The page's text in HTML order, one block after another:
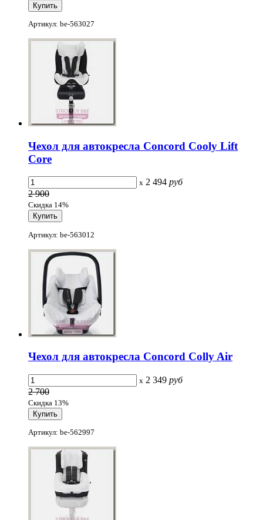
Артикул: be-563027
Чехол для автокресла Concord Cooly Lift
Core
x 2 494 руб
2 900
Скидка 14%
Артикул: be-563012
Чехол для автокресла Concord Colly Air
x 2 349 руб
2 700
Скидка 13%
Артикул: be-562997